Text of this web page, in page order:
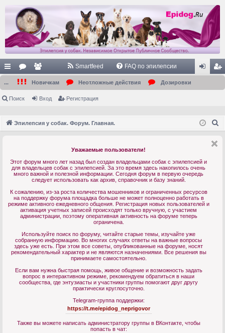
ы
и
ор
ум
ол
ьз
ат
Smartfeed FAQ по эпилепсии
ац
ия
... Новичкам Неотложные действия Дозировки
Поиск Вход Регистрация
Эпилепсия у собак. Форум. Главная.
Уважаемые пользователи!
Этот форум много лет назад был создан владельцами собак с эпилепсией и
для владельцев собак с эпилепсией. За это время здесь накопилось очень
много важной и полезной информации. Сегодня форум в первую очередь
следует использовать как архив, справочник и базу знаний.
К сожалению, из-за роста количества мошенников и ограниченных ресурсов
на поддержку форума площадка больше не может полноценно работать в
режиме активного ежедневного общения. Регистрация новых пользователей и
активация учетных записей происходят только вручную, с участием
администрации, поэтому оперативная активность на форуме теперь
ограничена.
Используйте поиск по форуму, читайте старые темы, изучайте уже
собранную информацию. Во многих случаях ответы на важные вопросы
здесь уже есть. При этом все советы, опубликованные на форуме, носят
рекомендательный характер и не являются назначениями. Все решения вы
принимаете самостоятельно.
Если вам нужна быстрая помощь, живое общение и возможность задать
вопрос в интерактивном режиме, рекомендуем обратиться в наши
сообщества, где энтузиасты и участники группы помогают друг другу
практически круглосуточно.
Telegram-группа поддержки:
https://t.me/epidog_neprigovor
Также вы можете написать администратору группы в ВКонтакте, чтобы
попасть в чат: